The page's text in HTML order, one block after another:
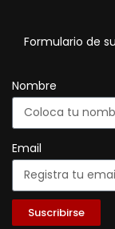
Formulario de
Nombre
Email
Suscribirse